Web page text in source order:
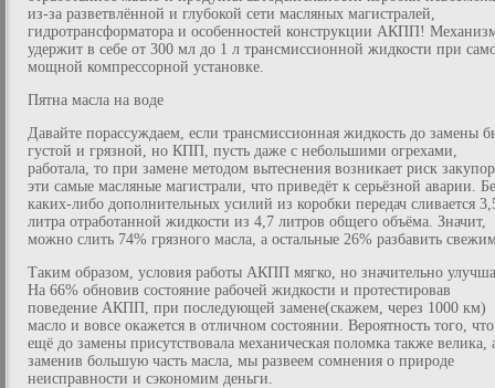
из-за разветвлённой и глубокой сети масляных магистралей,
гидротрансформатора и особенностей конструкции АКПП!
удержит в себе от 300 мл до 1 л трансмиссионной жидкости при
мощной компрессорной установке.
Пятна масла на воде
Давайте порассуждаем, если трансмиссионная жидкость до замены
густой и грязной, но КПП, пусть даже с небольшими огрехами,
работала, то при замене методом вытеснения возникает риск
эти самые масляные магистрали, что приведёт к серьёзной аварии.
каких-либо дополнительных усилий из коробки передач сливается
литра отработанной жидкости из 4,7 литров общего объёма. Значит,
можно слить 74% грязного масла, а остальные 26% разбавить
Таким образом, условия работы АКПП мягко, но значительно
На 66% обновив состояние рабочей жидкости и протестировав
поведение АКПП, при последующей замене(скажем, через 1000 км)
масло и вовсе окажется в отличном состоянии. Вероятность того, что
ещё до замены присутствовала механическая поломка также велика,
заменив большую часть масла, мы развеем сомнения о природе
неисправности и сэкономим деньги.